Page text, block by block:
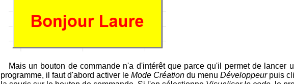
Mais un bouton de commande n'a d'intérêt que parce qu'il permet de lancer
programme, il faut d'abord activer le Mode Créationdu menu Développeurpuis